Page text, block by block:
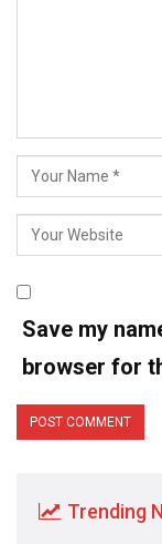
Save my
browser for
Trending